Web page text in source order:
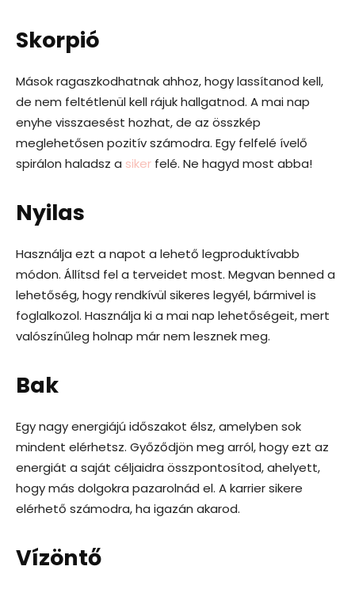
Skorpió
Mások ragaszkodhatnak ahhoz, hogy lassítanod kell,
de nem feltétlenül kell rájuk hallgatnod. A mai nap
enyhe visszaesést hozhat, de az összkép
meglehetősen pozitív számodra. Egy felfelé ívelő
spirálon haladsz a siker felé. Ne hagyd most abba!
Nyilas
Használja ezt a napot a lehető legproduktívabb
módon. Állítsd fel a terveidet most. Megvan benned a
lehetőség, hogy rendkívül sikeres legyél, bármivel is
foglalkozol. Használja ki a mai nap lehetőségeit, mert
valószínűleg holnap már nem lesznek meg.
Bak
Egy nagy energiájú időszakot élsz, amelyben sok
mindent elérhetsz. Győződjön meg arról, hogy ezt az
energiát a saját céljaidra összpontosítod, ahelyett,
hogy más dolgokra pazarolnád el. A karrier sikere
elérhető számodra, ha igazán akarod.
Vízöntő